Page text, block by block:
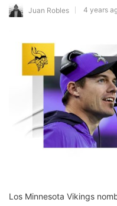
Juan Robles 4 years
Los Minnesota Vikings